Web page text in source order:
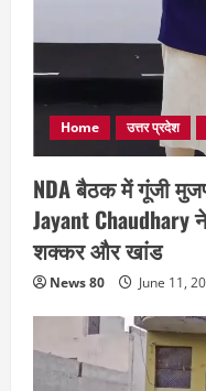
Home उत्तर प्रदेश
NDA बैठक में गूंजी
Jayant Chaudhary
शक्कर और खांड
News 80 June 11,